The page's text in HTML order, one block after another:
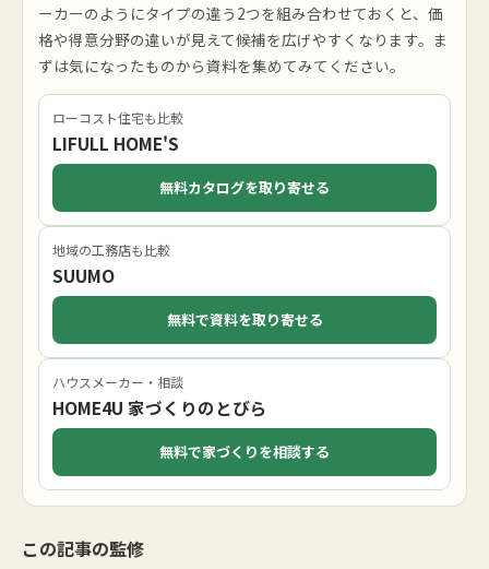
ーカーのようにタイプの違う2つを組み合わせておくと、価
格や得意分野の違いが見えて候補を広げやすくなります。ま
ずは気になったものから資料を集めてみてください。
ローコスト住宅も比較
LIFULL HOME'S
無料カタログを取り寄せる
地域の工務店も比較
SUUMO
無料で資料を取り寄せる
ハウスメーカー・相談
HOME4U 家づくりのとびら
無料で家づくりを相談する
この記事の監修